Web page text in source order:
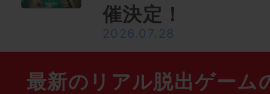
催決定！
2026.07.28
最新のリアル脱出ゲーム